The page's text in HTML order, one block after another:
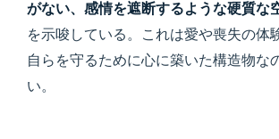
がない、感情を遮断するような硬質な
を示唆している。これは愛や喪失の体
自らを守るために心に築いた構造物な
い。